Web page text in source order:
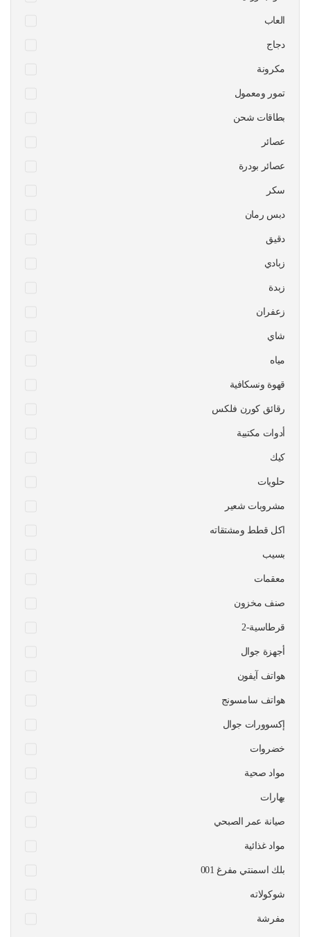
العاب
دجاج
مكرونة
تمور ومعمول
بطاقات شحن
عصائر
عصائر بودرة
سكر
دبس رمان
دقيق
زبادي
زبدة
زعفران
شاي
مياه
قهوة ونسكافية
رقائق كورن فلكس
أدوات مكتبية
كيك
حلويات
مشروبات شعير
اكل قطط ومشتقاته
بسيب
معقمات
صنف مخزون
قرطاسية-2
أجهزة جوال
هواتف آيفون
هواتف سامسونج
إكسوورات جوال
خضروات
مواد صحية
بهارات
صيانة عمر الصبحي
مواد غذائية
بلك اسمنتي مفرغ 001
شوكولاته
مفرشة